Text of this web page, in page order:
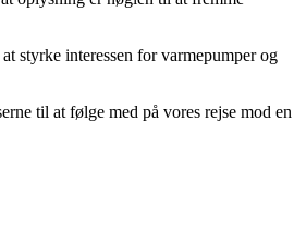
styrke interessen for varmepumper og
til at følge med på vores rejse mod en